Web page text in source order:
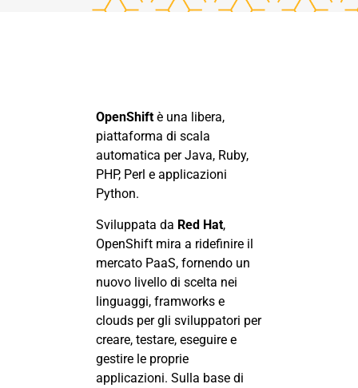
OpenShift è una libera,
piattaforma di scala
automatica per Java, Ruby,
PHP, Perl e applicazioni
Python.
Sviluppata da Red Hat,
OpenShift mira a ridefinire il
mercato PaaS, fornendo un
nuovo livello di scelta nei
linguaggi, framworks e
clouds per gli sviluppatori per
creare, testare, eseguire e
gestire le proprie
applicazioni. Sulla base di